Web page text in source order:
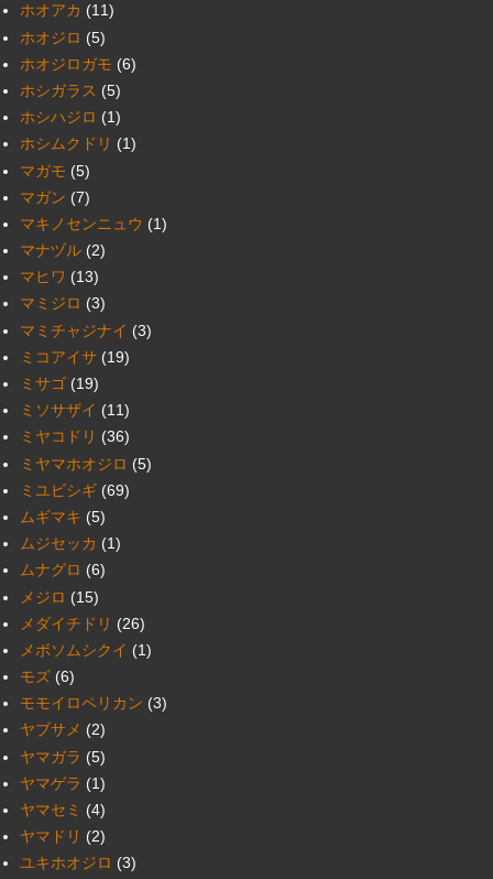
ホオアカ (11)
ホオジロ (5)
ホオジロガモ (6)
ホシガラス (5)
ホシハジロ (1)
ホシムクドリ (1)
マガモ (5)
マガン (7)
マキノセンニュウ (1)
マナヅル (2)
マヒワ (13)
マミジロ (3)
マミチャジナイ (3)
ミコアイサ (19)
ミサゴ (19)
ミソサザイ (11)
ミヤコドリ (36)
ミヤマホオジロ (5)
ミユビシギ (69)
ムギマキ (5)
ムジセッカ (1)
ムナグロ (6)
メジロ (15)
メダイチドリ (26)
メボソムシクイ (1)
モズ (6)
モモイロペリカン (3)
ヤブサメ (2)
ヤマガラ (5)
ヤマゲラ (1)
ヤマセミ (4)
ヤマドリ (2)
ユキホオジロ (3)